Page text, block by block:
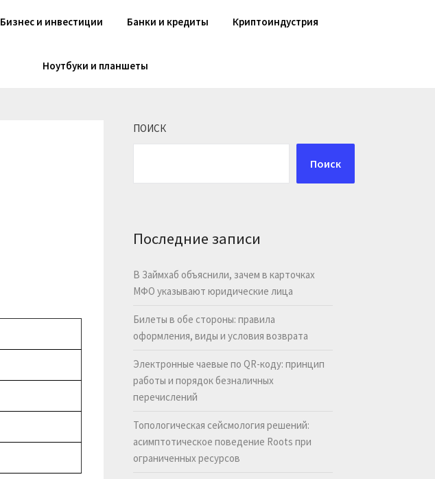
Бизнес и инвестиции Банки и кредиты Криптоиндустрия
Ноутбуки и планшеты
ПОИСК
Поиск
Последние записи
В Займхаб объяснили, зачем в карточках
МФО указывают юридические лица
Билеты в обе стороны: правила
оформления, виды и условия возврата
Электронные чаевые по QR-коду: принцип
работы и порядок безналичных
перечислений
Топологическая сейсмология решений:
асимптотическое поведение Roots при
ограниченных ресурсов